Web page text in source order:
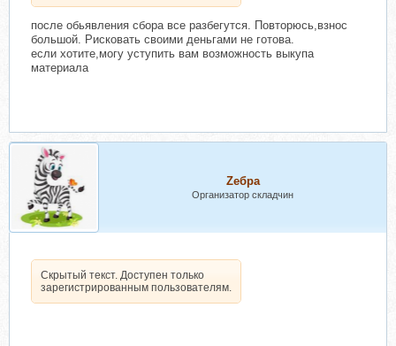
после обьявления сбора все разбегутся. Повторюсь,взнос
большой. Рисковать своими деньгами не готова.
если хотите,могу уступить вам возможность выкупа
материала
Zебра
Организатор складчин
Скрытый текст. Доступен только
зарегистрированным пользователям.